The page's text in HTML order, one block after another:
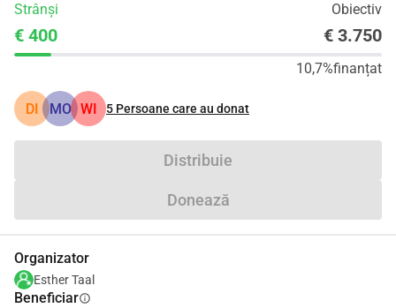
Strânși Obiectiv
€ 400 € 3.750
10,7%finanțat
DI MO WI 5 Persoane care au donat
Distribuie
Donează
Organizator
Esther Taal
Beneficiarinfo